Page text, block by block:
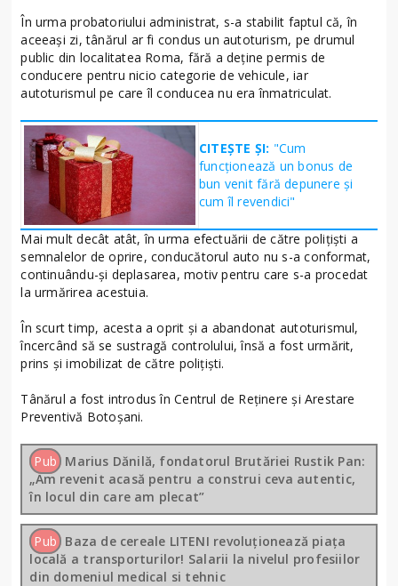
În urma probatoriului administrat, s-a stabilit faptul că, în
aceeași zi, tânărul ar fi condus un autoturism, pe drumul
public din localitatea Roma, fără a deține permis de
conducere pentru nicio categorie de vehicule, iar
autoturismul pe care îl conducea nu era înmatriculat.
CITEȘTE ȘI: "Cum
funcționează un bonus de
bun venit fără depunere și
cum îl revendici"
Mai mult decât atât, în urma efectuării de către polițiști a
semnalelor de oprire, conducătorul auto nu s-a conformat,
continuându-și deplasarea, motiv pentru care s-a procedat
la urmărirea acestuia.
În scurt timp, acesta a oprit și a abandonat autoturismul,
încercând să se sustragă controlului, însă a fost urmărit,
prins și imobilizat de către polițiști.
Tânărul a fost introdus în Centrul de Reținere și Arestare
Preventivă Botoșani.
Pub Marius Dănilă, fondatorul Brutăriei Rustik Pan:
„Am revenit acasă pentru a construi ceva autentic,
în locul din care am plecat”
Pub Baza de cereale LITENI revoluționează piața
locală a transporturilor! Salarii la nivelul profesiilor
din domeniul medical si tehnic